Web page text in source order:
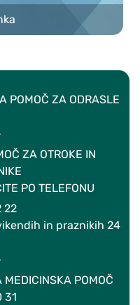
POMOČ ZA ODRASLE
ZA OTROKE IN
PO TELEFONU
22
in praznikih 24
POMOČ
31